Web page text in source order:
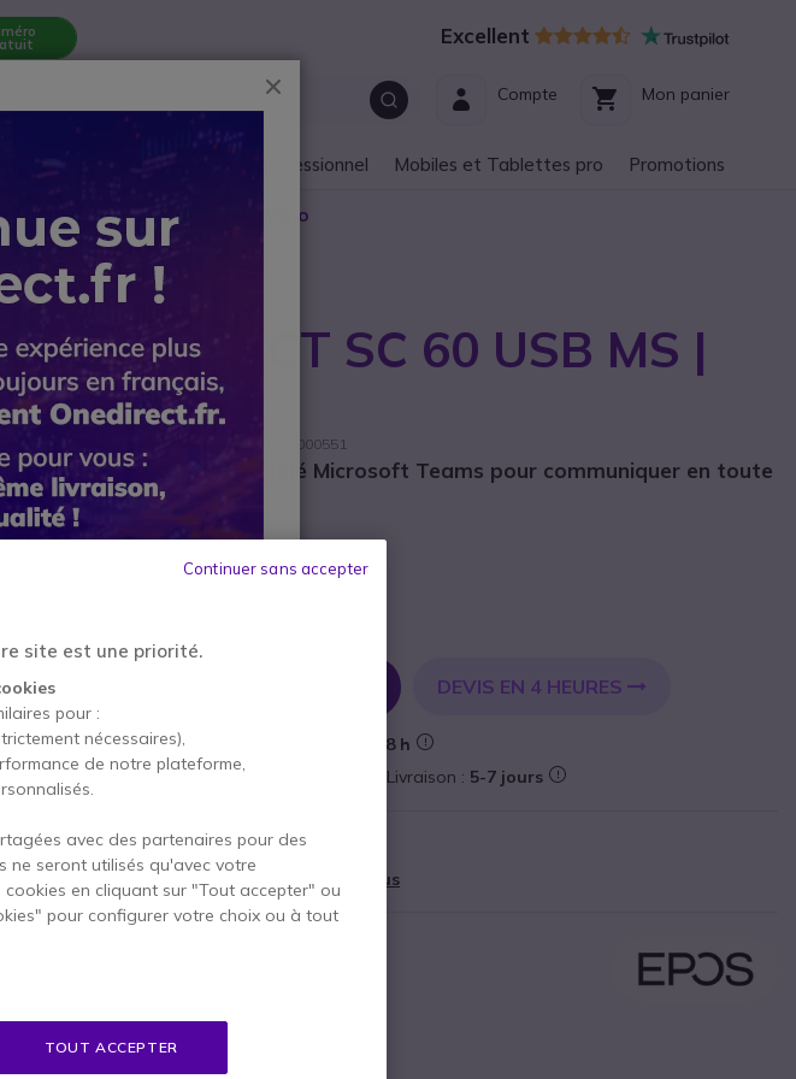
Excellent
Mon panier
Compte
Ecrans et Affichage professionnel Mobiles et Tablettes pro Promotions
notre Service avant-vente Visio
EPOS IMPACT SC 60 USB MS |
Casque
Réf. produit: SESC60M // Réf. fournisseur: 1000551
Un casque stéréo USB certifié Microsoft Teams pour communiquer en toute
simplicité.
DEVIS EN 4 HEURES
44 produitsen stock
24/48 h
100+ produits en stock plateforme
Livraison : 5-7 jours
2 ans de garantieconstructeur
Payez en 4 sans frais (
Afficher plus
Micro antibruit :élimine les bruits de fond
site est une priorité.
pour :
nécessaires),
de notre plateforme,
avec des partenaires pour des
ne seront utilisés qu'avec votre
en cliquant sur "Tout accepter" ou
pour configurer votre choix ou à tout
TOUT ACCEPTER
Continuer sans accepter